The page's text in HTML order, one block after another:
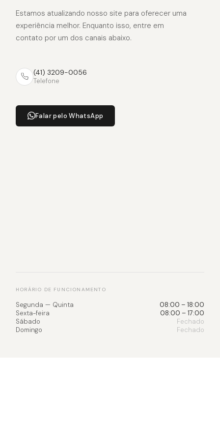
Estamos atualizando nosso site para oferecer uma
experiência melhor. Enquanto isso, entre em
contato por um dos canais abaixo.
(41) 3209-0056
Telefone
Falar pelo WhatsApp
HORÁRIO DE FUNCIONAMENTO
Segunda — Quinta
08:00 – 18:00
Sexta-feira
08:00 – 17:00
Sábado
Fechado
Domingo
Fechado